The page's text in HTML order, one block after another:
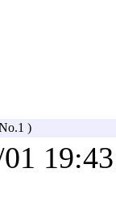
)
01 19:43